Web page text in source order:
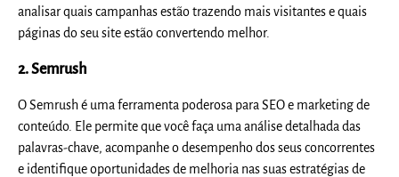
analisar quais campanhas estão trazendo mais visitantes e quais
páginas do seu site estão convertendo melhor.
2. Semrush
O Semrush é uma ferramenta poderosa para SEO e marketing de
conteúdo. Ele permite que você faça uma análise detalhada das
palavras-chave, acompanhe o desempenho dos seus concorrentes
e identifique oportunidades de melhoria nas suas estratégias de